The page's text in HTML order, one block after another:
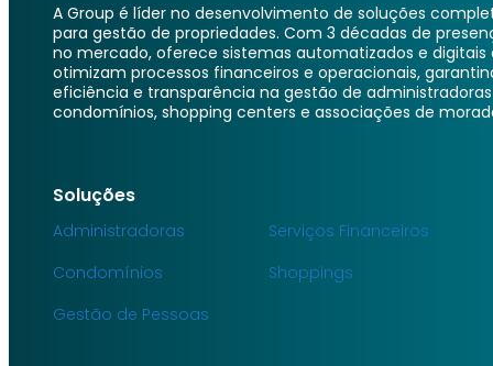
A Group é líder no desenvolvimento de soluções
para gestão de propriedades. Com 3 décadas de
no mercado, oferece sistemas automatizados e digitais
otimizam processos financeiros e operacionais,
eficiência e transparência na gestão de
condomínios, shopping centers e associações de
Soluções
Administradoras
Condomínios
Gestão de Pessoas
Serviços Financeiros
Shoppings